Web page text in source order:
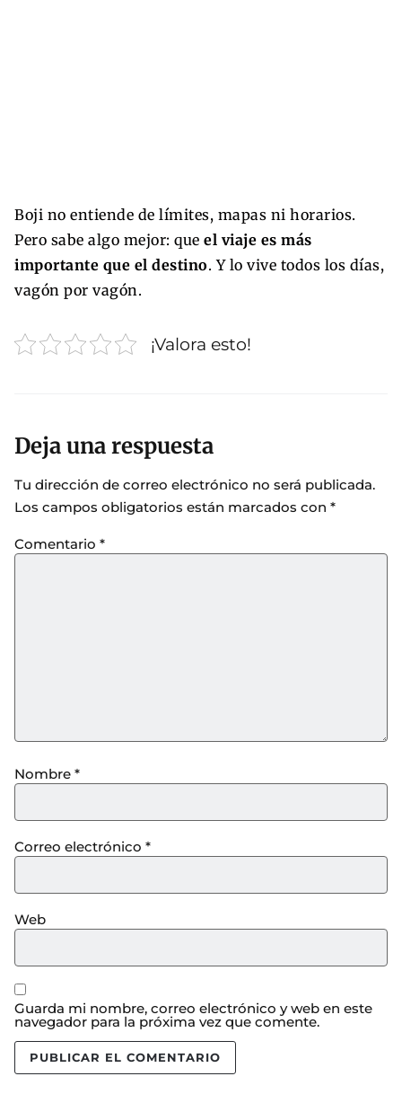
Boji no entiende de límites, mapas ni horarios.
Pero sabe algo mejor: que el viaje es más
importante que el destino. Y lo vive todos los días,
vagón por vagón.
¡Valora esto!
Deja una respuesta
Tu dirección de correo electrónico no será publicada.
Los campos obligatorios están marcados con *
Comentario *
Nombre *
Correo electrónico *
Web
Guarda mi nombre, correo electrónico y web en este
navegador para la próxima vez que comente.